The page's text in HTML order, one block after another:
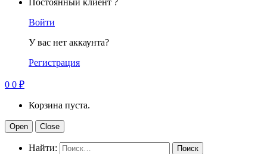
Постоянный клиент ?
Войти
У вас нет аккаунта?
Регистрация
0 0 ₽
Корзина пуста.
Open Close
Найти: